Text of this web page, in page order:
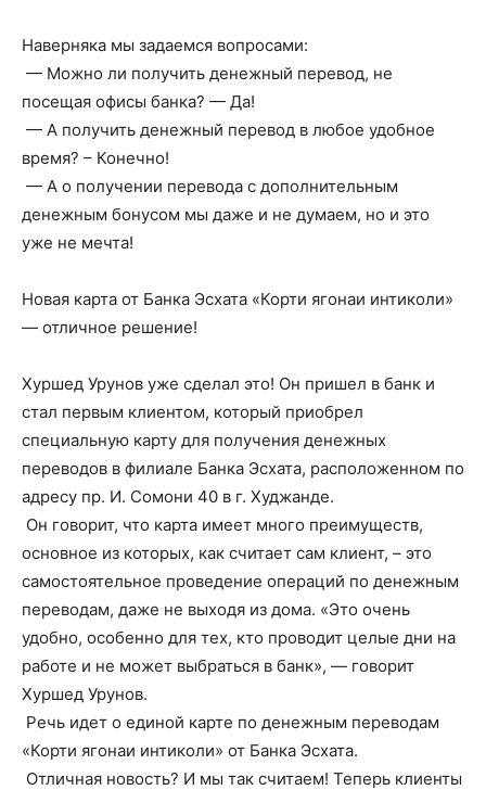
Наверняка мы задаемся вопросами:
— Можно ли получить денежный перевод, не
посещая офисы банка? — Да!
— А получить денежный перевод в любое удобное
время? – Конечно!
— А о получении перевода с дополнительным
денежным бонусом мы даже и не думаем, но и это
уже не мечта!
Новая карта от Банка Эсхата «Корти ягонаи интиколи»
— отличное решение!
Хуршед Урунов уже сделал это! Он пришел в банк и
стал первым клиентом, который приобрел
специальную карту для получения денежных
переводов в филиале Банка Эсхата, расположенном по
адресу пр. И. Сомони 40 в г. Худжанде.
Он говорит, что карта имеет много преимуществ,
основное из которых, как считает сам клиент, – это
самостоятельное проведение операций по денежным
переводам, даже не выходя из дома. «Это очень
удобно, особенно для тех, кто проводит целые дни на
работе и не может выбраться в банк», — говорит
Хуршед Урунов.
Речь идет о единой карте по денежным переводам
«Корти ягонаи интиколи» от Банка Эсхата.
Отличная новость? И мы так считаем! Теперь клиенты